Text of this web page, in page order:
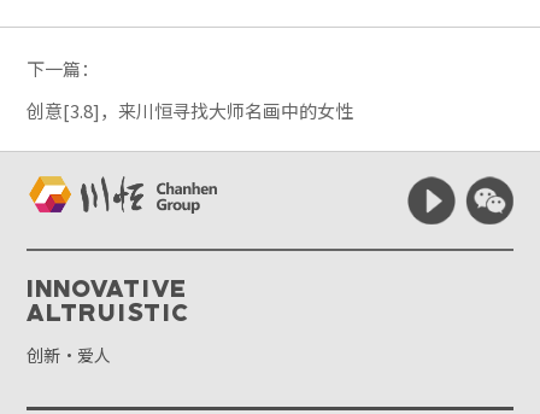
下一篇：
创意[3.8]，来川恒寻找大师名画中的女性
Innovative
Altruistic
创新·爱人